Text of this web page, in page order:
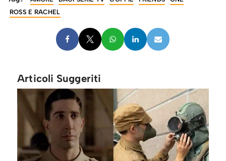
ROSS E RACHEL
Articoli Suggeriti